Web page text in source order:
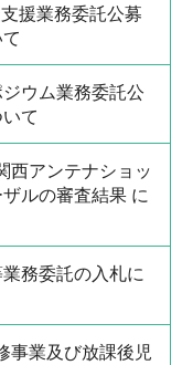
援業務委託公募
ウム業務委託公
て
西アンテナショッ
ルの審査結果 に
務委託の入札に
事業及び放課後児